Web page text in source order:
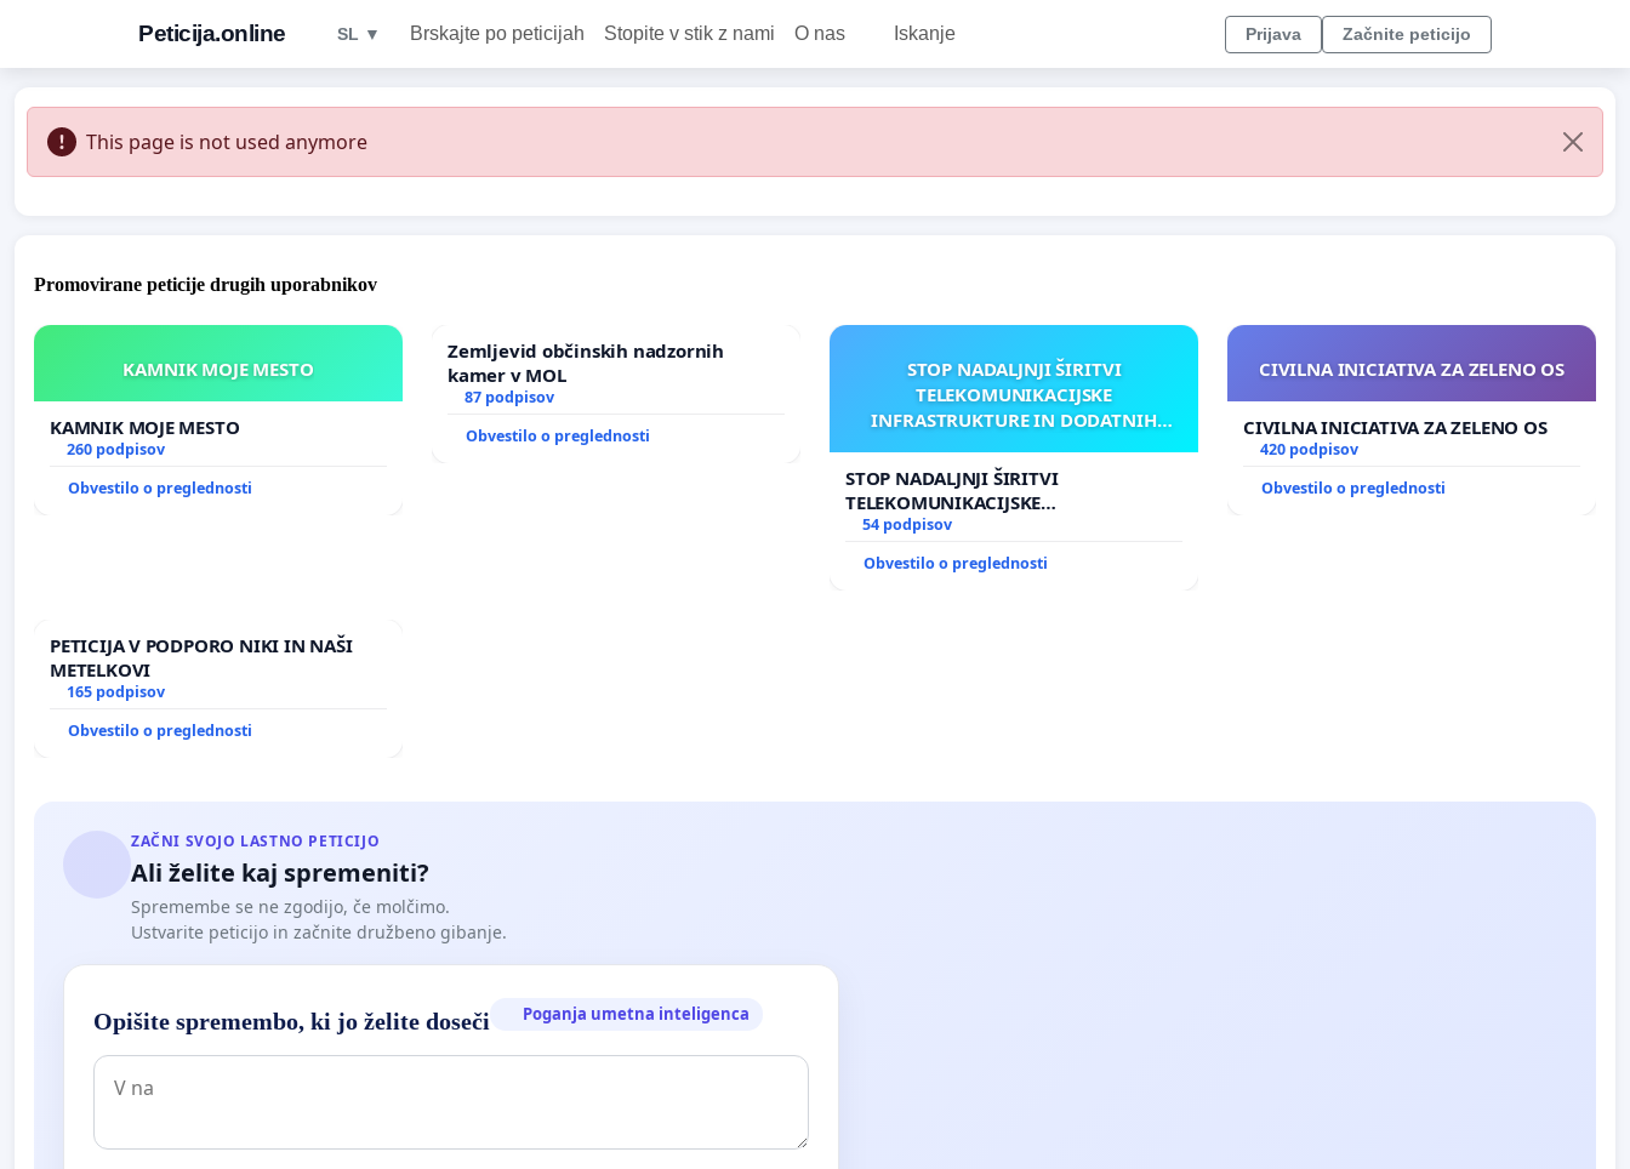
Peticija.online SL ▼ Brskajte po peticijah Stopite v stik z nami O nas Iskanje Prijava Začnite peticijo
This page is not used anymore
Promovirane peticije drugih uporabnikov
KAMNIK MOJE MESTO
KAMNIK MOJE MESTO
260 podpisov
Obvestilo o preglednosti
Zemljevid občinskih nadzornih
kamer v MOL
87 podpisov
Obvestilo o preglednosti
STOP NADALJNJI ŠIRITVI
TELEKOMUNIKACIJSKE
INFRASTRUKTURE IN DODATNIH
STOP NADALJNJI ŠIRITVI
TELEKOMUNIKACIJSKE
INFRASTRUKTURE IN DODATNIH
ANTEN V GRADIŠČAKU
54 podpisov
Obvestilo o preglednosti
CIVILNA INICIATIVA ZA ZELENO OS
CIVILNA INICIATIVA ZA ZELENO OS
420 podpisov
Obvestilo o preglednosti
PETICIJA V PODPORO NIKI IN NAŠI
METELKOVI
165 podpisov
Obvestilo o preglednosti
ZAČNI SVOJO LASTNO PETICIJO
Ali želite kaj spremeniti?
Spremembe se ne zgodijo, če molčimo.
Ustvarite peticijo in začnite družbeno gibanje.
Opišite spremembo, ki jo želite doseči Poganja umetna inteligenca